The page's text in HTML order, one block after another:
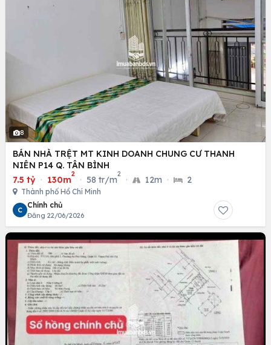
8
BÁN NHÀ TRỆT MT KINH DOANH CHUNG CƯ THANH
NIÊN P14 Q. TÂN BÌNH
7.5 tỷ · 130m
2
· 58 tr/m
2
· 12m · 2
Thành phố Hồ Chí Minh
C
Chính chủ
Đăng 22/06/2026